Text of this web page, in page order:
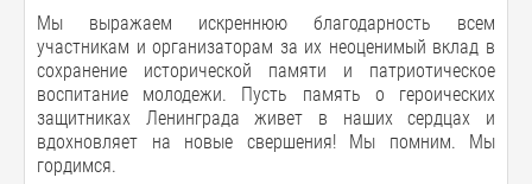
Мы выражаем искреннюю благодарность всем
участникам и организаторам за их неоценимый вклад в
сохранение исторической памяти и патриотическое
воспитание молодежи. Пусть память о героических
защитниках Ленинграда живет в наших сердцах и
вдохновляет на новые свершения! Мы помним. Мы
гордимся.